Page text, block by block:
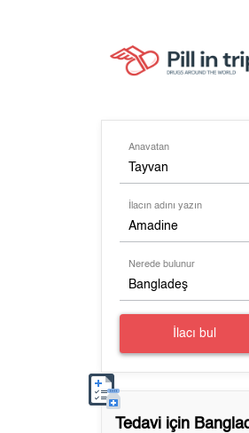
Anavatan
Tayvan
İlacın adını yazın
Amadine
Nerede bulunur
Bangladeş
İlacı bul
Tedavi için